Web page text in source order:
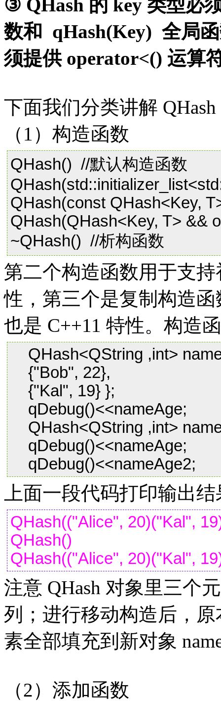
③ QHash 的 key 类型必
数和 qHash(Key) 全局
须提供 operator<() 运算
下面我们分类讲解
（1）构造函数
QHash() //默认构造函数
QHash(const QHash<Key,
QHash(QHash<Key, T> &&
~QHash() //析构函数
第二个构造函数用于支
性，第三个是复制构造
也是 C++11 特性。构造
QHash<QString ,int>
{"Bob", 22},
{"Kal", 19} };
qDebug()<<nameAge;
QHash<QString ,int>
qDebug()<<nameAge;
qDebug()<<nameAge2;
上面一段代码打印输出
QHash(("Alice", 20)("Kal",
QHash()
QHash(("Alice", 20)("Kal",
注意 QHash 对象里三个
列；进行移动构造后，原
素全部填充到新对象
（2）添加函数